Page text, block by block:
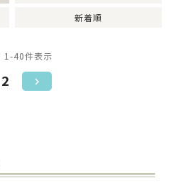
新着順
1 -40件表示
2